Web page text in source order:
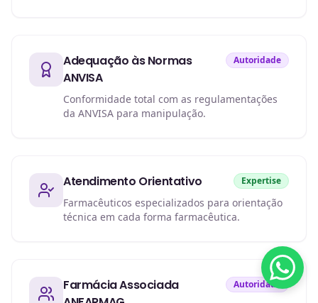
Adequação às Normas
ANVISA
Autoridade
Conformidade total com as regulamentações
da ANVISA para manipulação.
Atendimento Orientativo Expertise
Farmacêuticos especializados para orientação
técnica em cada forma farmacêutica.
Farmácia Associada
Autoridade